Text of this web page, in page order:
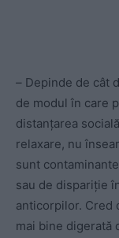
– Depinde de cât
de modul în care
distanțarea
relaxare, nu
sunt
sau de dispariție
anticorpilor. Cred
mai bine digerată